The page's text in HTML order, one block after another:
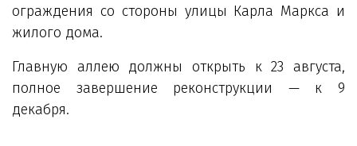
ограждения со стороны улицы Карла Маркса и
жилого дома.
Главную аллею должны открыть к 23 августа,
полное завершение реконструкции — к 9
декабря.